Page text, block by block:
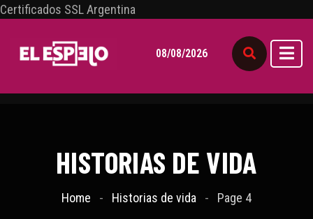
Certificados SSL Argentina
08/08/2026
HISTORIAS DE VIDA
Home Historias de vida Page 4